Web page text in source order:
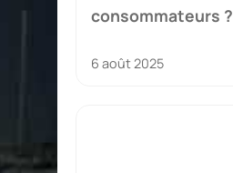
consommateurs ?
6 août 2025